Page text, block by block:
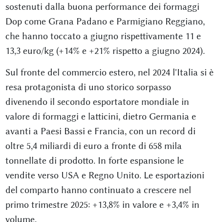
sostenuti dalla buona performance dei formaggi
Dop come Grana Padano e Parmigiano Reggiano,
che hanno toccato a giugno rispettivamente 11 e
13,3 euro/kg (+14% e +21% rispetto a giugno 2024).
Sul fronte del commercio estero, nel 2024 l'Italia si è
resa protagonista di uno storico sorpasso
divenendo il secondo esportatore mondiale in
valore di formaggi e latticini, dietro Germania e
avanti a Paesi Bassi e Francia, con un record di
oltre 5,4 miliardi di euro a fronte di 658 mila
tonnellate di prodotto. In forte espansione le
vendite verso USA e Regno Unito. Le esportazioni
del comparto hanno continuato a crescere nel
primo trimestre 2025: +13,8% in valore e +3,4% in
volume.